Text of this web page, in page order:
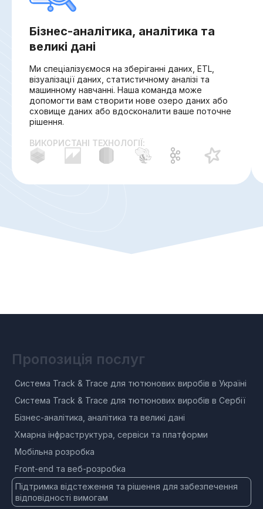
Бізнес-аналітика, аналітика та
великі дані
Ми спеціалізуємося на зберіганні даних, ETL,
візуалізації даних, статистичному аналізі та
машинному навчанні. Наша команда може
допомогти вам створити нове озеро даних або
сховище даних або вдосконалити ваше поточне
рішення.
ВИКОРИСТАНІ ТЕХНОЛОГІЇ:
Пропозиція послуг
Система Track & Trace для тютюнових виробів в Україні
Система Track & Trace для тютюнових виробів в Сербії
Бізнес-аналітика, аналітика та великі дані
Хмарна інфраструктура, сервіси та платформи
Мобільна розробка
Front-end та веб-розробка
Підтримка відстеження та рішення для забезпечення
відповідності вимогам